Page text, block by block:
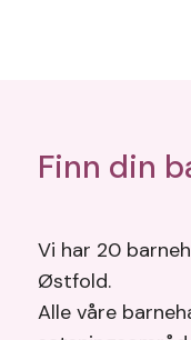
Finn din
Vi har 20
Østfold.
Alle våre